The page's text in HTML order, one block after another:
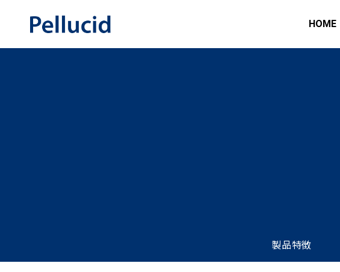
HOME
製品特徴